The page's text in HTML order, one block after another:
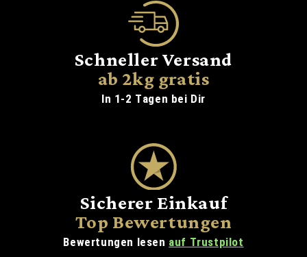
Schneller Versand
ab 2kg gratis
In 1-2 Tagen bei Dir
Sicherer Einkauf
Top Bewertungen
Bewertungen lesen auf Trustpilot